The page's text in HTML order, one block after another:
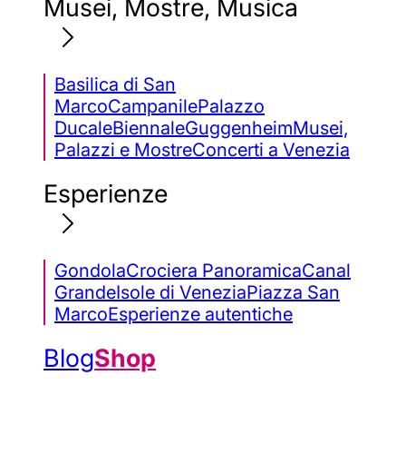
Musei, Mostre, Musica
Basilica di San
MarcoCampanilePalazzo
DucaleBiennaleGuggenheimMusei,
Palazzi e MostreConcerti a Venezia
Esperienze
GondolaCrociera PanoramicaCanal
GrandeIsole di VeneziaPiazza San
MarcoEsperienze autentiche
BlogShop